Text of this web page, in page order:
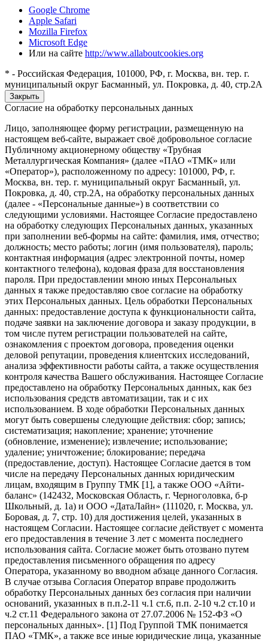
Google Chrome
Apple Safari
Mozilla Firefox
Microsoft Edge
Или на сайте http://www.allaboutcookies.org
* - Российская Федерация, 101000, РФ, г. Москва, вн. тер. г.
муниципальный округ Басманный, ул. Покровка, д. 40, стр.2А
Закрыть
Согласие на обработку персональных данных
Лицо, заполняющее форму регистрации, размещенную на
настоящем веб-сайте, выражает своё добровольное согласие
Публичному акционерному обществу «Трубная
Металлургическая Компания» (далее «ПАО «ТМК» или
«Оператор»), расположенному по адресу: 101000, РФ, г.
Москва, вн. тер. г. муниципальный округ Басманный, ул.
Покровка, д. 40, стр.2А, на обработку персональных данных
(далее - «Персональные данные») в соответствии со
следующими условиями. Настоящее Согласие предоставлено
на обработку следующих Персональных данных, указанных
при заполнении веб-формы на сайте: фамилия, имя, отчество;
должность; место работы; логин (имя пользователя), пароль;
контактная информация (адрес электронной почты, номер
контактного телефона), кодовая фраза для восстановления
пароля. При предоставлении мною иных Персональных
данных я также предоставляю свое согласие на обработку
этих Персональных данных. Цель обработки Персональных
данных: предоставление доступа к функциональности сайта,
подаче заявки на заключение договора и заказу продукции, в
том числе путем регистрации пользователей на сайте,
ознакомления с проектом договора, проведения оценки
деловой репутации, проведения клиентских исследований,
анализа эффективности работы сайта, а также осуществления
контроля качества Вашего обслуживания. Настоящее Согласие
предоставлено на обработку Персональных данных, как без
использования средств автоматизации, так и с их
использованием. В ходе обработки Персональных данных
могут быть совершены следующие действия: сбор; запись;
систематизация; накопление; хранение; уточнение
(обновление, изменение); извлечение; использование;
удаление; уничтожение; блокирование; передача
(предоставление, доступ). Настоящее Согласие дается в том
числе на передачу Персональных данных юридическим
лицам, входящим в Группу ТМК [1], а также ООО «Айти-
баланс» (142432, Московская Область, г. Черноголовка, б-р
Школьный, д. 1а) и ООО «ДатаЛайн» (111020, г. Москва, ул.
Боровая, д. 7, стр. 10) для достижения целей, указанных в
настоящем Согласии. Настоящее согласие действует с момента
его предоставления в течение 3 лет с момента последнего
использования сайта. Согласие может быть отозвано путем
предоставления письменного обращения по адресу
Оператора, указанному во вводном абзаце данного Согласия.
В случае отзыва Согласия Оператор вправе продолжить
обработку Персональных данных без согласия при наличии
оснований, указанных в п.п.2-11 ч.1 ст.6, п.п. 2-10 ч.2 ст.10 и
ч.2 ст.11 Федерального закона от 27.07.2006 № 152-ФЗ «О
персональных данных». [1] Под Группой ТМК понимается
ПАО «ТМК», а также все иные юридические лица, указанные